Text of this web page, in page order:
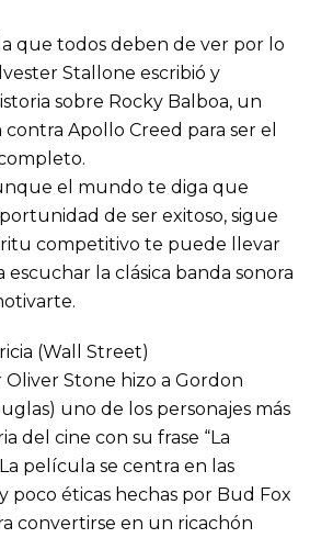
que todos deben de ver por lo
Stallone escribió y
sobre Rocky Balboa, un
Apollo Creed para ser el
el mundo te diga que
de ser exitoso, sigue
competitivo te puede llevar
escuchar la clásica banda sonora
(Wall Street)
Oliver Stone hizo a Gordon
uno de los personajes más
del cine con su frase “La
película se centra en las
poco éticas hechas por Bud Fox
convertirse en un ricachón